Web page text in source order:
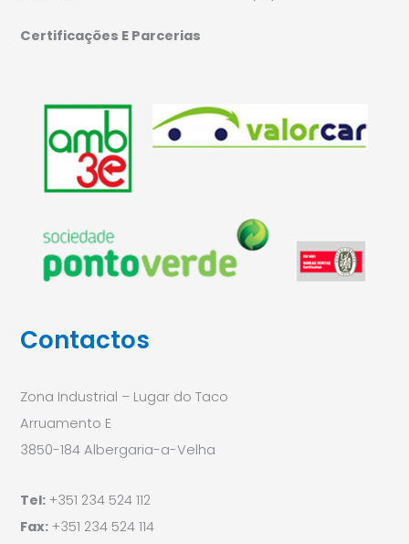
Certificações E Parcerias
Contactos
Zona Industrial – Lugar do Taco
Arruamento E
3850-184 Albergaria-a-Velha
Tel: +351 234 524 112
Fax: +351 234 524 114